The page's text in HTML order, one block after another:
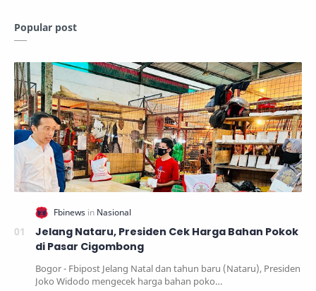
Popular post
Jelang Nataru, Presiden Cek Harga Bahan Pokok
di Pasar Cigombong
Bogor - Fbipost Jelang Natal dan tahun baru (Nataru), Presiden
Joko Widodo mengecek harga bahan poko…